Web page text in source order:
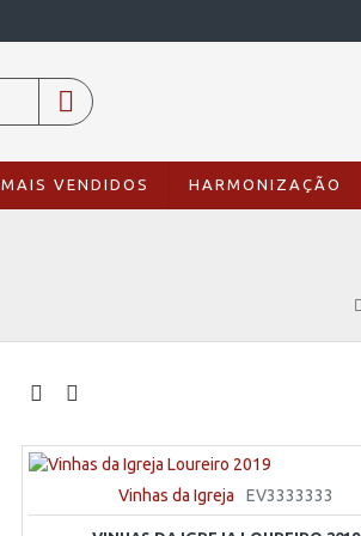
MAIS VENDIDOS HARMONIZAÇÃO
Vinhas da Igreja EV3333333